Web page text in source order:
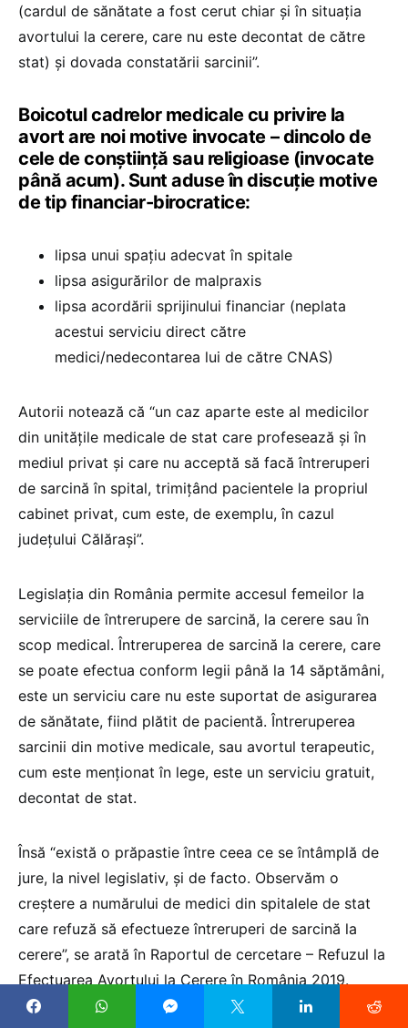
(cardul de sănătate a fost cerut chiar și în situația
avortului la cerere, care nu este decontat de către
stat) și dovada constatării sarcinii”.
Boicotul cadrelor medicale cu privire la
avort are noi motive invocate – dincolo de
cele de conștiință sau religioase (invocate
până acum). Sunt aduse în discuție motive
de tip financiar-birocratice:
lipsa unui spațiu adecvat în spitale
lipsa asigurărilor de malpraxis
lipsa acordării sprijinului financiar (neplata
acestui serviciu direct către
medici/nedecontarea lui de către CNAS)
Autorii notează că “un caz aparte este al medicilor
din unitățile medicale de stat care profesează și în
mediul privat și care nu acceptă să facă întreruperi
de sarcină în spital, trimițând pacientele la propriul
cabinet privat, cum este, de exemplu, în cazul
județului Călărași”.
Legislația din România permite accesul femeilor la
serviciile de întrerupere de sarcină, la cerere sau în
scop medical. Întreruperea de sarcină la cerere, care
se poate efectua conform legii până la 14 săptămâni,
este un serviciu care nu este suportat de asigurarea
de sănătate, fiind plătit de pacientă. Întreruperea
sarcinii din motive medicale, sau avortul terapeutic,
cum este menționat în lege, este un serviciu gratuit,
decontat de stat.
Însă “există o prăpastie între ceea ce se întâmplă de
jure, la nivel legislativ, și de facto. Observăm o
creștere a numărului de medici din spitalele de stat
care refuză să efectueze întreruperi de sarcină la
cerere”, se arată în Raportul de cercetare – Refuzul la
Efectuarea Avortului la Cerere în România 2019.